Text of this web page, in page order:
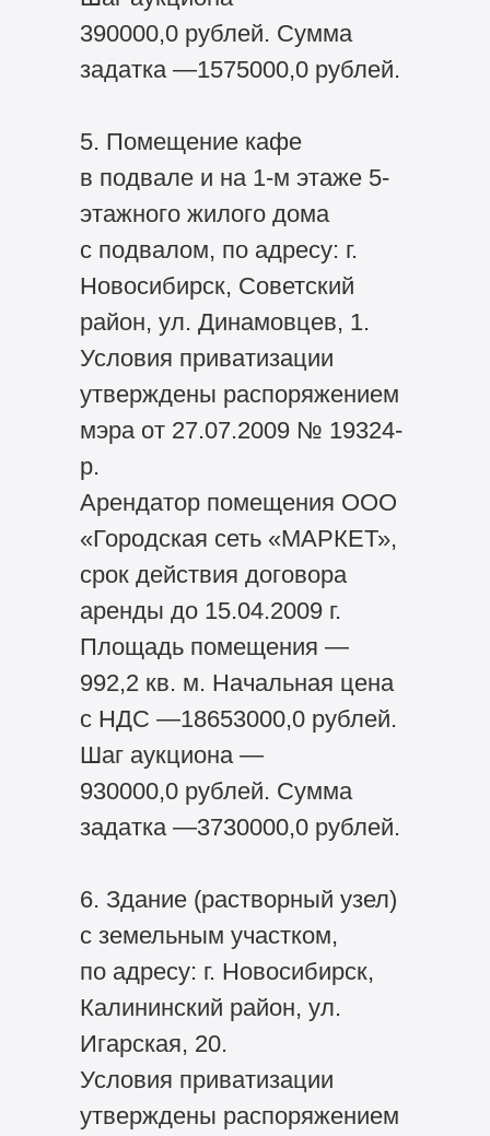
390000,0 рублей. Сумма
задатка —1575000,0 рублей.
5. Помещение кафе
в подвале и на 1-м этаже 5-
этажного жилого дома
с подвалом, по адресу: г.
Новосибирск, Советский
район, ул. Динамовцев, 1.
Условия приватизации
утверждены распоряжением
мэра от 27.07.2009 № 19324-
р.
Арендатор помещения ООО
«Городская сеть «МАРКЕТ»,
срок действия договора
аренды до 15.04.2009 г.
Площадь помещения —
992,2 кв. м. Начальная цена
с НДС —18653000,0 рублей.
Шаг аукциона —
930000,0 рублей. Сумма
задатка —3730000,0 рублей.
6. Здание (растворный узел)
с земельным участком,
по адресу: г. Новосибирск,
Калининский район, ул.
Игарская, 20.
Условия приватизации
утверждены распоряжением